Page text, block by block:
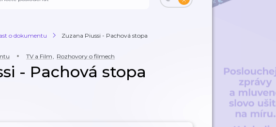
o dokumentu Zuzana Piussi - Pachová stopa
TV a Film, Rozhovory o filmech
- Pachová stopa